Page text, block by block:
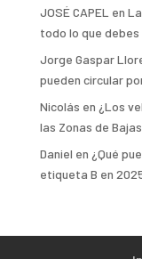
JOSÉ CAPEL en
todo lo que
Jorge Gaspar
pueden circular
Nicolás en ¿Los
las Zonas de
Daniel en ¿Qué
etiqueta B en